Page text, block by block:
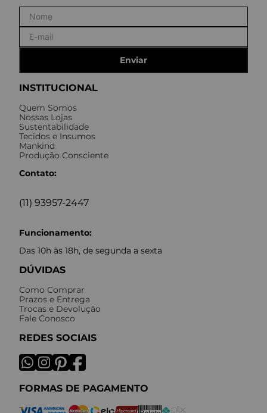
INSTITUCIONAL
Quem Somos
Nossas Lojas
Sustentabilidade
Tecidos e Insumos
Mankind
Produção Consciente
Contato:
(11) 93957-2447
Funcionamento:
Das 10h às 18h, de segunda a sexta
DÚVIDAS
Como Comprar
Prazos e Entrega
Trocas e Devolução
Fale Conosco
REDES SOCIAIS
FORMAS DE PAGAMENTO
Enviar